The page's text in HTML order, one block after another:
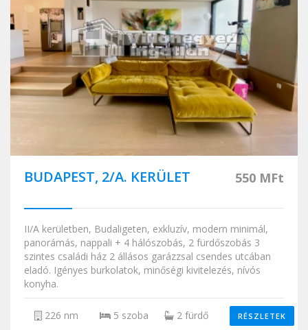
BUDAPEST, 2/A. KERÜLET 550 MFt
II/A kerületben, Budaligeten, exkluzív, modern minimál,
panorámás, nappali + 4 hálószobás, 2 fürdőszobás 3
szintes családi ház 2 állásos garázzsal csendes utcában
eladó. Igényes burkolatok, minőségi kivitelezés, nívós
konyha.
226 nm 5 szoba 2 fürdő RÉSZLETEK